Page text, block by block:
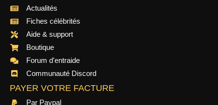
Actualités
Fiches célébrités
Aide & support
Boutique
Forum d'entraide
Communauté Discord
PAYER VOTRE FACTURE
Par Paypal